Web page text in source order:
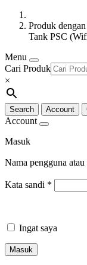
Produk
Tank PSC
Menu
Cari Produk
×
Search Account
Account
Masuk
Nama pengguna atau
Kata sandi *
Ingat saya
Masuk